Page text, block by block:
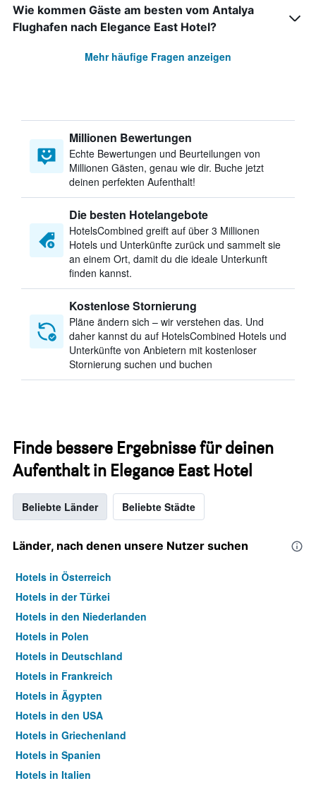
Wie kommen Gäste am besten vom Antalya
Flughafen nach Elegance East Hotel?
Mehr häufige Fragen anzeigen
Millionen Bewertungen
Echte Bewertungen und Beurteilungen von
Millionen Gästen, genau wie dir. Buche jetzt
deinen perfekten Aufenthalt!
Die besten Hotelangebote
HotelsCombined greift auf über 3 Millionen
Hotels und Unterkünfte zurück und sammelt sie
an einem Ort, damit du die ideale Unterkunft
finden kannst.
Kostenlose Stornierung
Pläne ändern sich – wir verstehen das. Und
daher kannst du auf HotelsCombined Hotels und
Unterkünfte von Anbietern mit kostenloser
Stornierung suchen und buchen
Finde bessere Ergebnisse für deinen
Aufenthalt in Elegance East Hotel
Beliebte Länder Beliebte Städte
Länder, nach denen unsere Nutzer suchen
Hotels in Österreich
Hotels in der Türkei
Hotels in den Niederlanden
Hotels in Polen
Hotels in Deutschland
Hotels in Frankreich
Hotels in Ägypten
Hotels in den USA
Hotels in Griechenland
Hotels in Spanien
Hotels in Italien